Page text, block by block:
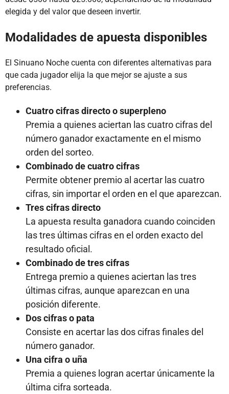
elegida y del valor que deseen invertir.
Modalidades de apuesta disponibles
El Sinuano Noche cuenta con diferentes alternativas para
que cada jugador elija la que mejor se ajuste a sus
preferencias.
Cuatro cifras directo o superpleno
Premia a quienes aciertan las cuatro cifras del
número ganador exactamente en el mismo
orden del sorteo.
Combinado de cuatro cifras
Permite obtener premio al acertar las cuatro
cifras, sin importar el orden en el que aparezcan.
Tres cifras directo
La apuesta resulta ganadora cuando coinciden
las tres últimas cifras en el orden exacto del
resultado oficial.
Combinado de tres cifras
Entrega premio a quienes aciertan las tres
últimas cifras, aunque aparezcan en una
posición diferente.
Dos cifras o pata
Consiste en acertar las dos cifras finales del
número ganador.
Una cifra o uña
Premia a quienes logran acertar únicamente la
última cifra sorteada.